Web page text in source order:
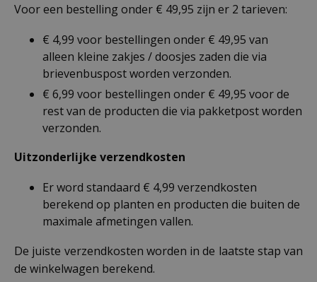
Voor een bestelling onder € 49,95 zijn er 2 tarieven:
€ 4,99 voor bestellingen onder € 49,95 van
alleen kleine zakjes / doosjes zaden die via
brievenbuspost worden verzonden.
€ 6,99 voor bestellingen onder € 49,95 voor de
rest van de producten die via pakketpost worden
verzonden.
Uitzonderlijke verzendkosten
Er word standaard € 4,99 verzendkosten
berekend op planten en producten die buiten de
maximale afmetingen vallen.
De juiste verzendkosten worden in de laatste stap van
de winkelwagen berekend.